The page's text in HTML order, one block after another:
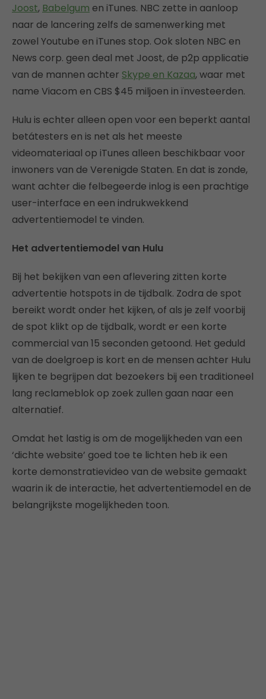
Joost, Babelgum en iTunes. NBC zette in aanloop
naar de lancering zelfs de samenwerking met
zowel Youtube en iTunes stop. Ook sloten NBC en
News corp. geen deal met Joost, de p2p applicatie
van de mannen achter Skype en Kazaa, waar met
name Viacom en CBS $45 miljoen in ïnvesteerden.
Hulu is echter alleen open voor een beperkt aantal
betátesters en is net als het meeste
videomateriaal op iTunes alleen beschikbaar voor
inwoners van de Verenigde Staten. En dat is zonde,
want achter die felbegeerde inlog is een prachtige
user-interface en een indrukwekkend
advertentiemodel te vinden.
Het advertentiemodel van Hulu
Bij het bekijken van een aflevering zitten korte
advertentie hotspots in de tijdbalk. Zodra de spot
bereikt wordt onder het kijken, of als je zelf voorbij
de spot klikt op de tijdbalk, wordt er een korte
commercial van 15 seconden getoond. Het geduld
van de doelgroep is kort en de mensen achter Hulu
lijken te begrijpen dat bezoekers bij een traditioneel
lang reclameblok op zoek zullen gaan naar een
alternatief.
Omdat het lastig is om de mogelijkheden van een
‘dichte website’ goed toe te lichten heb ik een
korte demonstratievideo van de website gemaakt
waarin ik de interactie, het advertentiemodel en de
belangrijkste mogelijkheden toon.